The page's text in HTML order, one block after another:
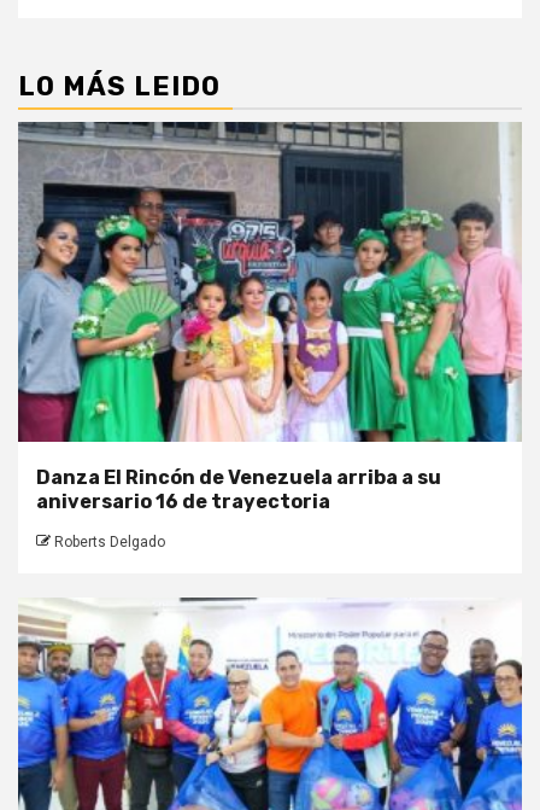
LO MÁS LEIDO
Danza El Rincón de Venezuela arriba a su
aniversario 16 de trayectoria
Roberts Delgado